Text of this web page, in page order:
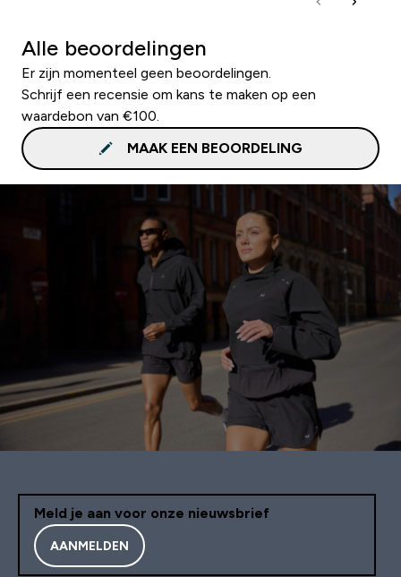
Alle beoordelingen
Er zijn momenteel geen beoordelingen.
Schrijf een recensie om kans te maken op een
waardebon van €100.
MAAK EEN BEOORDELING
Meld je aan voor onze nieuwsbrief
AANMELDEN